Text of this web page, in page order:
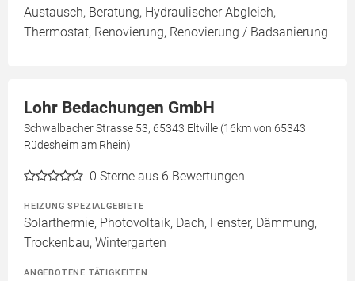
Austausch, Beratung, Hydraulischer Abgleich,
Thermostat, Renovierung, Renovierung / Badsanierung
Lohr Bedachungen GmbH
Schwalbacher Strasse 53, 65343 Eltville (16km von 65343
Rüdesheim am Rhein)
0 Sterne aus 6 Bewertungen
HEIZUNG SPEZIALGEBIETE
Solarthermie, Photovoltaik, Dach, Fenster, Dämmung,
Trockenbau, Wintergarten
ANGEBOTENE TÄTIGKEITEN